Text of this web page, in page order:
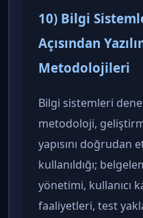
10) Bilgi
Açısından
Metodolojileri
Bilgi sistemleri
metodoloji,
yapısını doğrudan
kullanıldığı;
yönetimi, kullanıcı
faaliyetleri, test